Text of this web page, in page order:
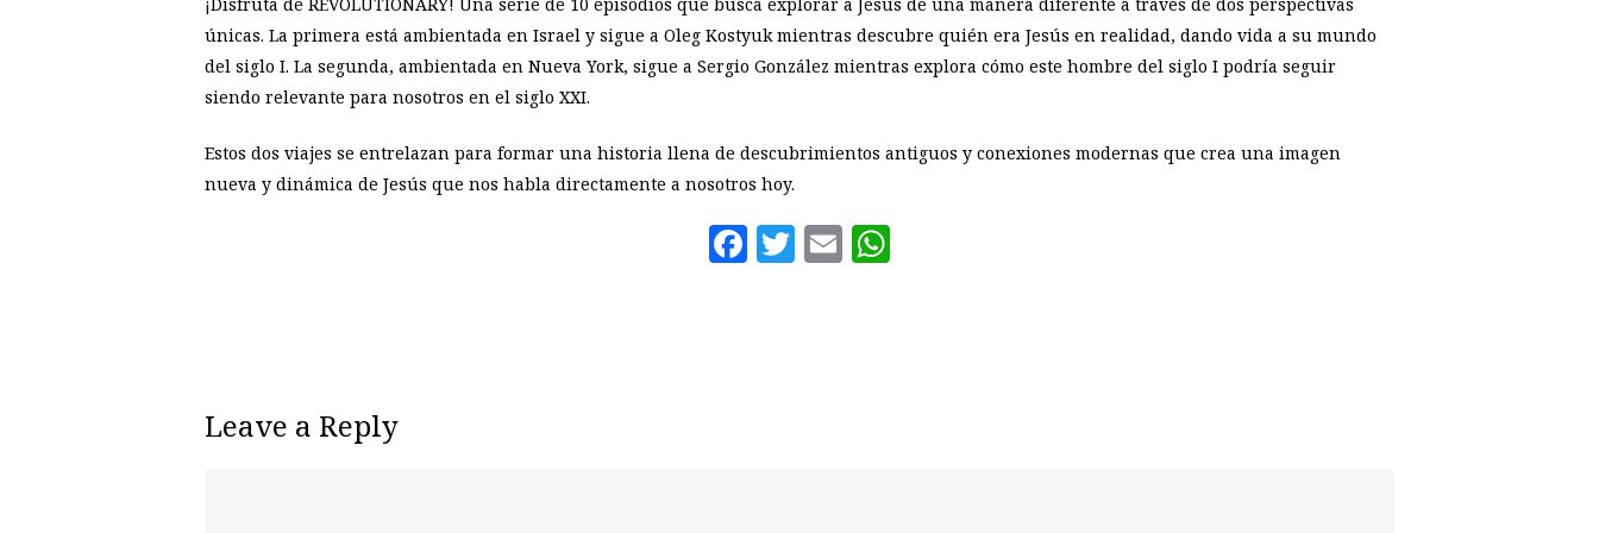
únicas. La primera está ambientada en Israel y sigue a Oleg Kostyuk mientras descubre quién era Jesús en realidad, dando vida a su mundo
del siglo I. La segunda, ambientada en Nueva York, sigue a Sergio González mientras explora cómo este hombre del siglo I podría seguir
siendo relevante para nosotros en el siglo XXI.
Estos dos viajes se entrelazan para formar una historia llena de descubrimientos antiguos y conexiones modernas que crea una imagen
nueva y dinámica de Jesús que nos habla directamente a nosotros hoy.
Facebook
Twitter
Email
Leave a Reply